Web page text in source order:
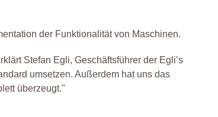
der Funktionalität von Maschinen.
Stefan Egli, Geschäftsführer der Egli’s
umsetzen. Außerdem hat uns das
überzeugt."